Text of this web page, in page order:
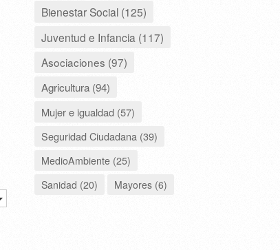
Bienestar Social (125)
Juventud e Infancia (117)
Asociaciones (97)
Agricultura (94)
Mujer e igualdad (57)
Seguridad Ciudadana (39)
MedioAmbiente (25)
Sanidad (20)
Mayores (6)